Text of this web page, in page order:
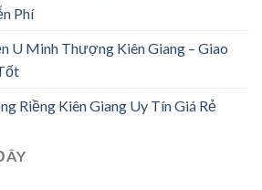
Phí
U Minh Thượng Kiên Giang – Giao
Riềng Kiên Giang Uy Tín Giá Rẻ